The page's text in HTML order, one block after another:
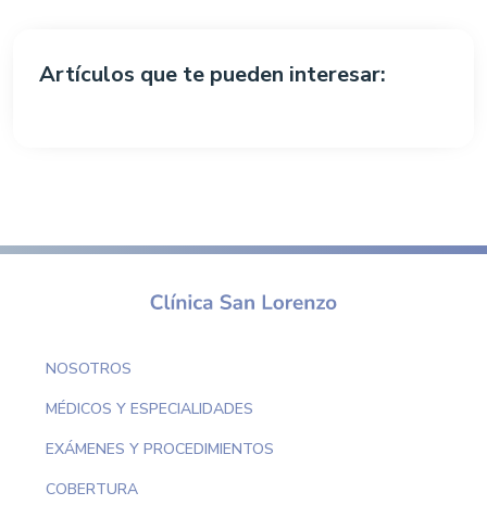
Artículos que te pueden interesar:
NOSOTROS
MÉDICOS Y ESPECIALIDADES
EXÁMENES Y PROCEDIMIENTOS
COBERTURA